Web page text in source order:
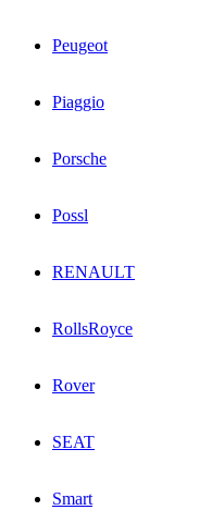
Peugeot
Piaggio
Porsche
Possl
RENAULT
RollsRoyce
Rover
SEAT
Smart